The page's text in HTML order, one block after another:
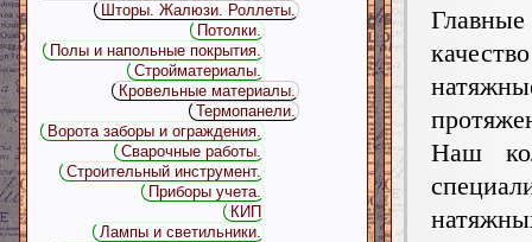
Наш
Шторы. Жалюзи. Роллеты.
Потолки.
Полы и напольные покрытия.
Стройматериалы.
Кровельные материалы.
Термопанели.
Ворота заборы и ограждения.
Сварочные работы.
Строительный инструмент.
Приборы учета.
КИП
Лампы и светильники.